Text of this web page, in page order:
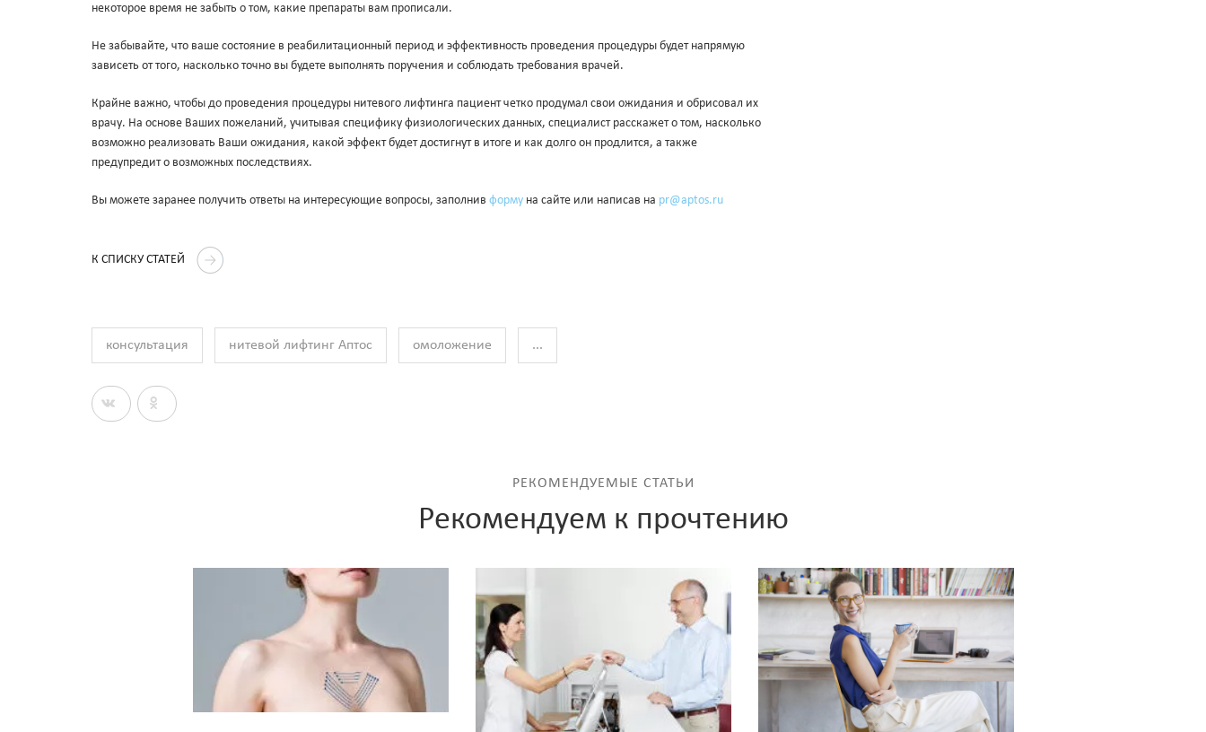
некоторое время не забыть о том, какие препараты вам прописали.
Не забывайте, что ваше состояние в реабилитационный период и эффективность проведения процедуры будет напрямую
зависеть от того, насколько точно вы будете выполнять поручения и соблюдать требования врачей.
Крайне важно, чтобы до проведения процедуры нитевого лифтинга пациент четко продумал свои ожидания и обрисовал их
врачу. На основе Ваших пожеланий, учитывая специфику физиологических данных, специалист расскажет о том, насколько
возможно реализовать Ваши ожидания, какой эффект будет достигнут в итоге и как долго он продлится, а также
предупредит о возможных последствиях.
Вы можете заранее получить ответы на интересующие вопросы, заполнив форму на сайте или написав на pr@aptos.ru
К СПИСКУ СТАТЕЙ
консультация нитевой лифтинг Аптос омоложение ...
РЕКОМЕНДУЕМЫЕ СТАТЬИ
Рекомендуем к прочтению